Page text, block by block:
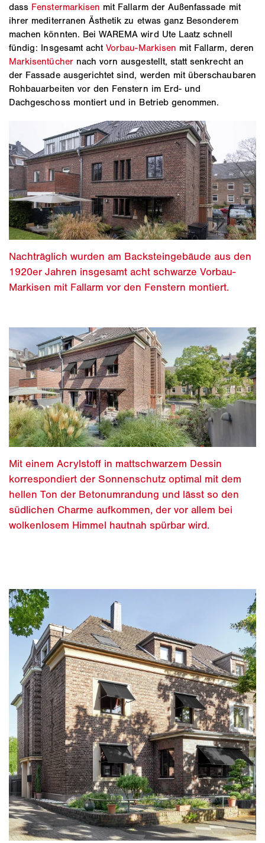
dass Fenstermarkisen mit Fallarm der Außenfassade mit
ihrer mediterranen Ästhetik zu etwas ganz Besonderem
machen könnten. Bei WAREMA wird Ute Laatz schnell
fündig: Insgesamt achtVorbau-Markisen mit Fallarm, deren
Markisentüchernach vorn ausgestellt, statt senkrecht an
der Fassade ausgerichtet sind, werden mit überschaubaren
Rohbauarbeiten vor den Fenstern im Erd- und
Dachgeschoss montiert und in Betrieb genommen.